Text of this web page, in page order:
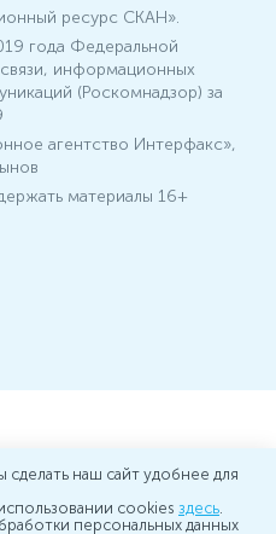
ресурс СКАН».
года Федеральной
информационных
(Роскомнадзор) за
агентство Интерфакс»,
материалы 16+
наш сайт удобнее для
cookies здесь.
персональных данных